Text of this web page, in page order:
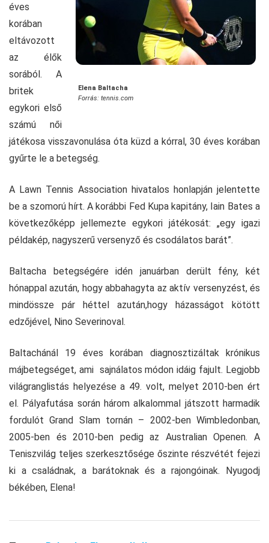
Elena Baltacha
Forrás: tennis.com
éves
korában
eltávozott
az élők
sorából. A
britek
egykori első
számú női
játékosa visszavonulása óta küzd a kórral, 30 éves korában
gyűrte le a betegség.
A Lawn Tennis Association hivatalos honlapján jelentette
be a szomorú hírt. A korábbi Fed Kupa kapitány, Iain Bates a
következőképp jellemezte egykori játékosát: „egy igazi
példakép, nagyszerű versenyző és csodálatos barát”.
Baltacha betegségére idén januárban derült fény, két
hónappal azután, hogy abbahagyta az aktív versenyzést, és
mindössze pár héttel azután,hogy házasságot kötött
edzőjével, Nino Severinoval.
Baltachánál 19 éves korában diagnosztizáltak krónikus
májbetegséget, ami sajnálatos módon idáig fajult. Legjobb
világranglistás helyezése a 49. volt, melyet 2010-ben ért
el. Pályafutása során három alkalommal játszott harmadik
fordulót Grand Slam tornán – 2002-ben Wimbledonban,
2005-ben és 2010-ben pedig az Australian Openen. A
Teniszvilág teljes szerkesztősége őszinte részvétét fejezi
ki a családnak, a barátoknak és a rajongóinak. Nyugodj
békében, Elena!